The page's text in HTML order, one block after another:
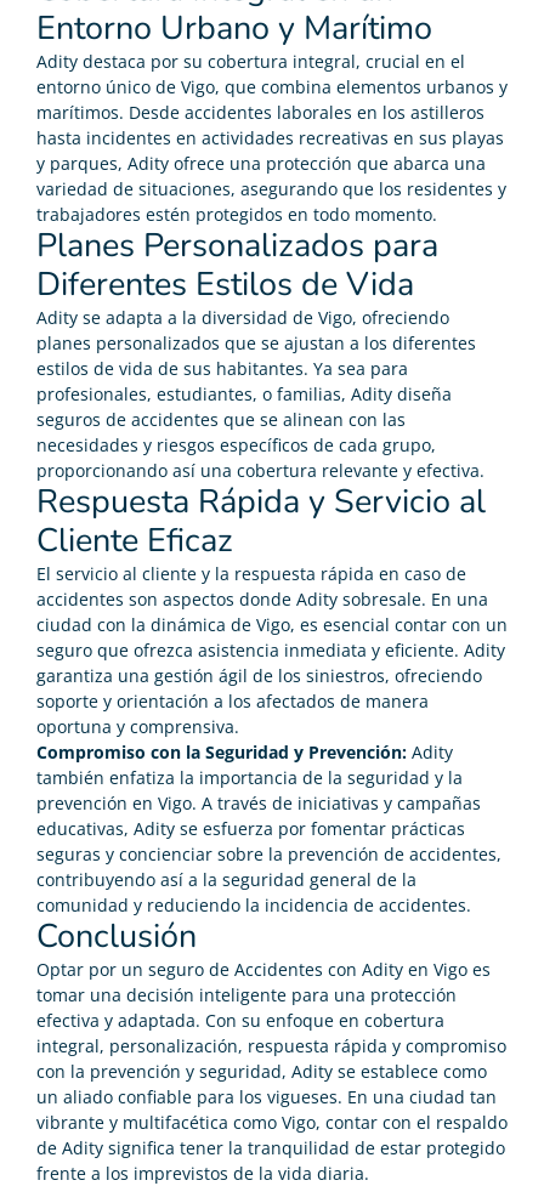
Entorno Urbano y Marítimo
Adity destaca por su cobertura integral, crucial en el
entorno único de Vigo, que combina elementos urbanos y
marítimos. Desde accidentes laborales en los astilleros
hasta incidentes en actividades recreativas en sus playas
y parques, Adity ofrece una protección que abarca una
variedad de situaciones, asegurando que los residentes y
trabajadores estén protegidos en todo momento.
Planes Personalizados para
Diferentes Estilos de Vida
Adity se adapta a la diversidad de Vigo, ofreciendo
planes personalizados que se ajustan a los diferentes
estilos de vida de sus habitantes. Ya sea para
profesionales, estudiantes, o familias, Adity diseña
seguros de accidentes que se alinean con las
necesidades y riesgos específicos de cada grupo,
proporcionando así una cobertura relevante y efectiva.
Respuesta Rápida y Servicio al
Cliente Eficaz
El servicio al cliente y la respuesta rápida en caso de
accidentes son aspectos donde Adity sobresale. En una
ciudad con la dinámica de Vigo, es esencial contar con un
seguro que ofrezca asistencia inmediata y eficiente. Adity
garantiza una gestión ágil de los siniestros, ofreciendo
soporte y orientación a los afectados de manera
oportuna y comprensiva.
Compromiso con la Seguridad y Prevención: Adity
también enfatiza la importancia de la seguridad y la
prevención en Vigo. A través de iniciativas y campañas
educativas, Adity se esfuerza por fomentar prácticas
seguras y concienciar sobre la prevención de accidentes,
contribuyendo así a la seguridad general de la
comunidad y reduciendo la incidencia de accidentes.
Conclusión
Optar por un seguro de Accidentes con Adity en Vigo es
tomar una decisión inteligente para una protección
efectiva y adaptada. Con su enfoque en cobertura
integral, personalización, respuesta rápida y compromiso
con la prevención y seguridad, Adity se establece como
un aliado confiable para los vigueses. En una ciudad tan
vibrante y multifacética como Vigo, contar con el respaldo
de Adity significa tener la tranquilidad de estar protegido
frente a los imprevistos de la vida diaria.